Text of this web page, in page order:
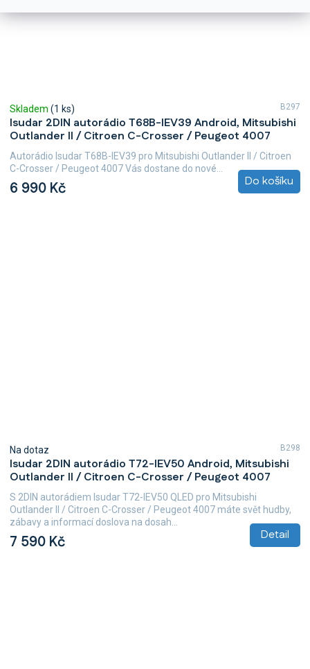
Isudar 2DIN autorádio T68B-IEV39 Android, Mitsubishi
Outlander II / Citroen C-Crosser / Peugeot 4007
Skladem (1 ks)
6 990 Kč Do košíku
Autorádio Isudar T68B-IEV39 pro Mitsubishi Outlander II / Citroen
C-Crosser / Peugeot 4007 Vás dostane do nové...
B297
Isudar 2DIN autorádio T72-IEV50 Android, Mitsubishi
Outlander II / Citroen C-Crosser / Peugeot 4007
Na dotaz
7 590 Kč Detail
S 2DIN autorádiem Isudar T72-IEV50 QLED pro Mitsubishi
Outlander II / Citroen C-Crosser / Peugeot 4007 máte svět hudby,
zábavy a informací doslova na dosah...
B298